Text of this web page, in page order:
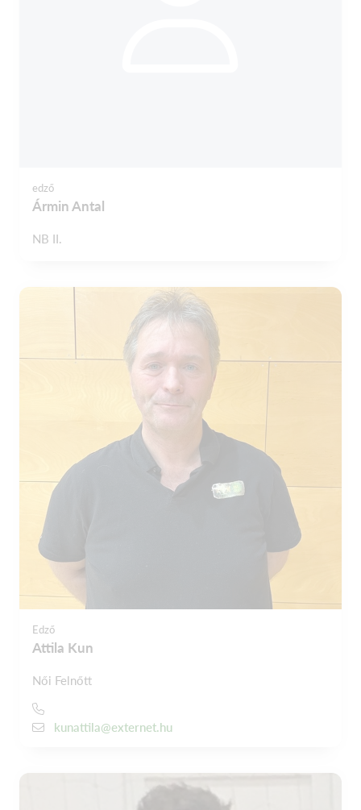
edző
Ármin Antal
NB II.
Edző
Attila Kun
Női Felnőtt
kunattila@externet.hu